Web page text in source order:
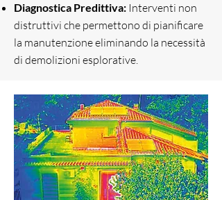
Diagnostica Predittiva: Interventi non
distruttivi che permettono di pianificare
la manutenzione eliminando la necessità
di demolizioni esplorative.